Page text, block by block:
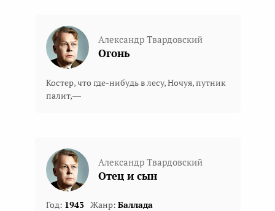
Александр Твардовский
Огонь
Костер, что где-нибудь в лесу, Ночуя, путник
палит,—
Александр Твардовский
Отец и сын
Год: 1943 Жанр: Баллада